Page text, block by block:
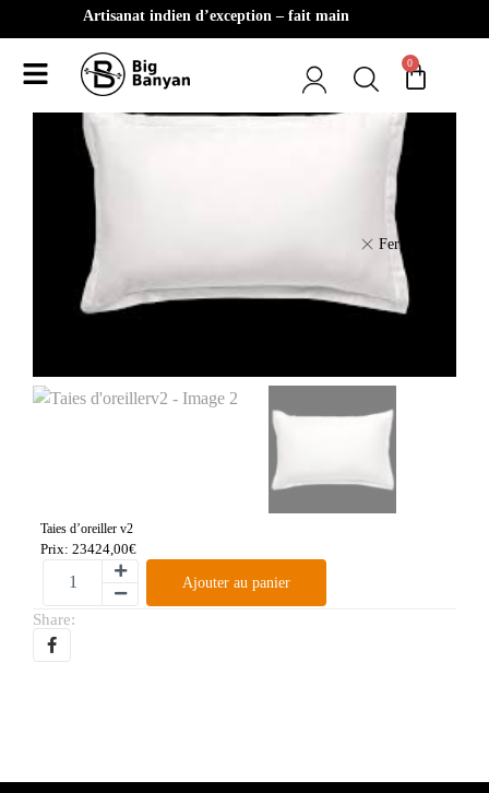
Artisanat indien d’exception – fait main
0
Taies d’oreiller v2
Prix: 23424,00€
Ajouter au panier
Share:
Fermer